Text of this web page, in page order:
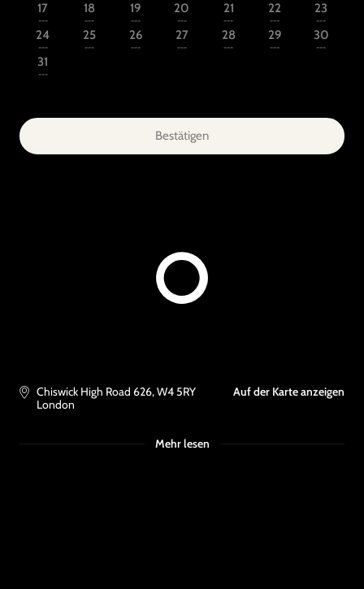
17
---
18
---
19
---
20
---
21
---
22
---
23
---
24
---
25
---
26
---
27
---
28
---
29
---
30
---
31
---
Bestätigen
Chiswick High Road 626,W4 5RY
London
Auf der Karte anzeigen
Mehr lesen